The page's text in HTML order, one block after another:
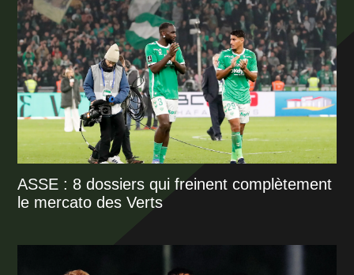
ASSE : 8 dossiers qui freinent complètement
le mercato des Verts